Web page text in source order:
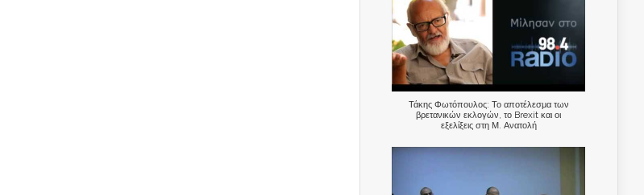
Τάκης Φωτόπουλος: Το αποτέλεσμα των
βρετανικών εκλογών, το Brexit και οι
εξελίξεις στη Μ. Ανατολή